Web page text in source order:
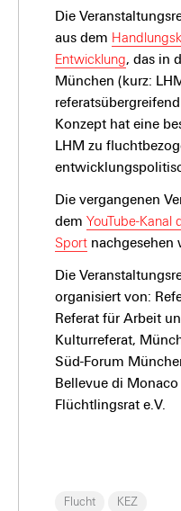
Die
aus dem
Entwicklung, das in
München (kurz:
Konzept hat eine
LHM zu
Die vergangenen
dem YouTube-Kanal
Sport nachgesehen
Die
organisiert von:
Referat für Arbeit
Kulturreferat,
Süd-Forum
Bellevue di
Flüchtlingsrat e.V.
Flucht
KEZ